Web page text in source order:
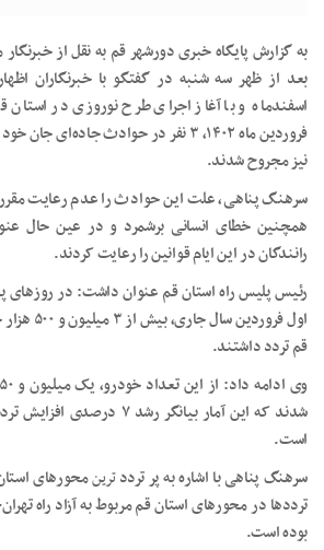
به گزارش پایگاه خبری دورشهر قم به نقل از
اسفندماه و با آغاز اجرای طرح نوروزی در
نیز مجروح شدند.
سرهنگ پناهی، علت این حوادث را عدم رعایت
رانندگان در این ایام قوانین را رعایت کردند.
اول
قم تردد داشتند.
شدند که این آمار بیانگر رشد
است.
سرهنگ پناهی با اشاره به پر ترددترینمحورهای
ترددها در محورهای استان قم مربوط به آزاد راه
بوده است.